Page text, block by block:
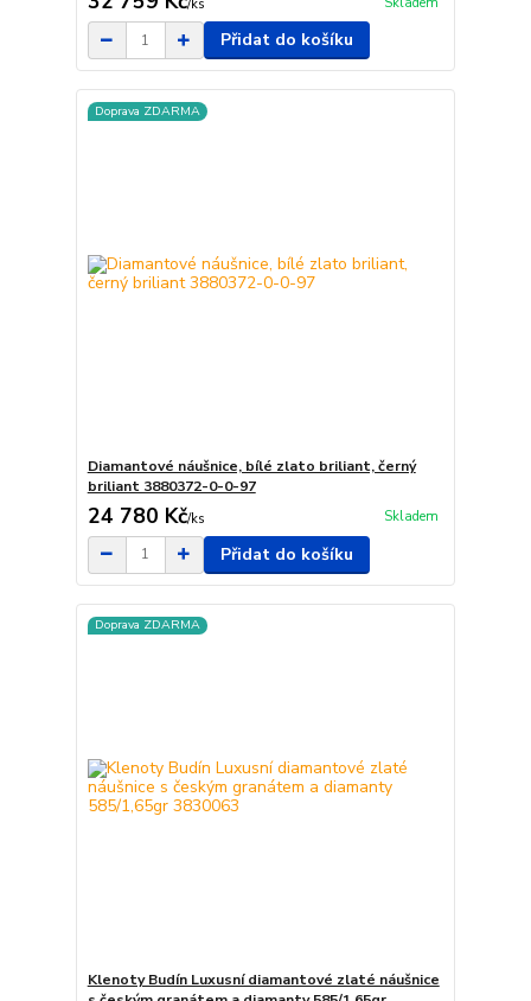
/ks
Přidat do košíku
Doprava ZDARMA
Diamantové náušnice, bílé zlato briliant, černý
briliant 3880372-0-0-97
24 780 Kč/ks Skladem
Přidat do košíku
Doprava ZDARMA
Klenoty Budín Luxusní diamantové zlaté náušnice